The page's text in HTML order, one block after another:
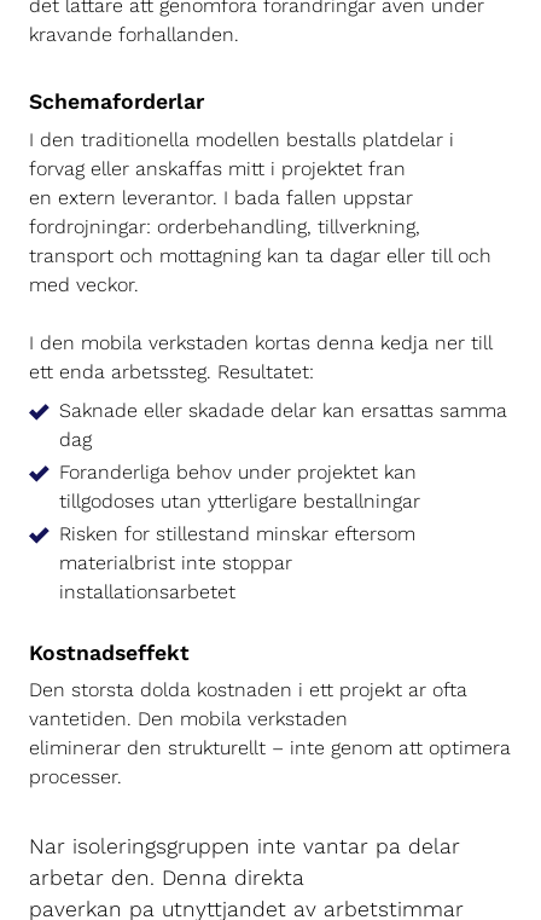
det lattare att genomfora forandringar aven under
kravande forhallanden.
Schemaforderlar
I den traditionella modellen bestalls platdelar i
forvag eller anskaffas mitt i projektet fran
en extern leverantor. I bada fallen uppstar
fordrojningar: orderbehandling, tillverkning,
transport och mottagning kan ta dagar eller till och
med veckor.
I den mobila verkstaden kortas denna kedja ner till
ett enda arbetssteg. Resultatet:
Saknade eller skadade delar kan ersattas samma
dag
Foranderliga behov under projektet kan
tillgodoses utan ytterligare bestallningar
Risken for stillestand minskar eftersom
materialbrist inte stoppar
installationsarbetet
Kostnadseffekt
Den storsta dolda kostnaden i ett projekt ar ofta
vantetiden. Den mobila verkstaden
eliminerar den strukturellt – inte genom att optimera
processer.
Nar isoleringsgruppen inte vantar pa delar
arbetar den. Denna direkta
paverkan pa utnyttjandet av arbetstimmar